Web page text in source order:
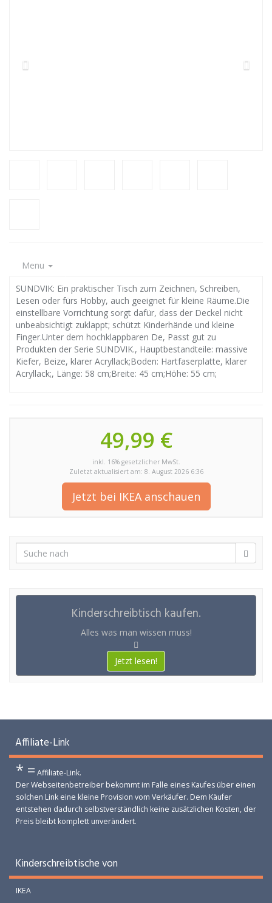
Menu
SUNDVIK: Ein praktischer Tisch zum Zeichnen, Schreiben,
Lesen oder fürs Hobby, auch geeignet für kleine Räume.Die
einstellbare Vorrichtung sorgt dafür, dass der Deckel nicht
unbeabsichtigt zuklappt; schützt Kinderhände und kleine
Finger.Unter dem hochklappbaren De, Passt gut zu
Produkten der Serie SUNDVIK., Hauptbestandteile: massive
Kiefer, Beize, klarer Acryllack;Boden: Hartfaserplatte, klarer
Acryllack;, Länge: 58 cm;Breite: 45 cm;Höhe: 55 cm;
49,99 €
inkl. 16% gesetzlicher MwSt.
Zuletzt aktualisiert am: 8. August 2026 6:36
Jetzt bei IKEA anschauen
Kinderschreibtisch kaufen.
Alles was man wissen muss!
Jetzt lesen!
Affiliate-Link
* = Affiliate-Link.
Der Webseitenbetreiber bekommt im Falle eines Kaufes über einen
solchen Link eine kleine Provision vom Verkäufer. Dem Käufer
entstehen dadurch selbstverständlich keine zusätzlichen Kosten, der
Preis bleibt komplett unverändert.
Kinderschreibtische von
IKEA